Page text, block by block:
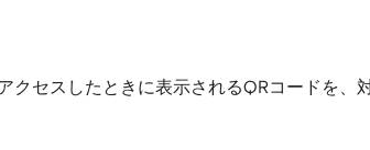
クセスしたときに表示されるQRコードを、